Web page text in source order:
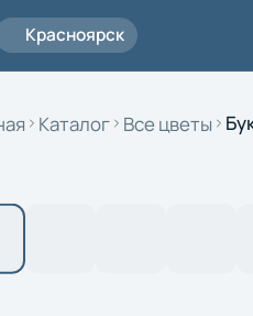
содержанию
Красноярск
Каталог Все цветы